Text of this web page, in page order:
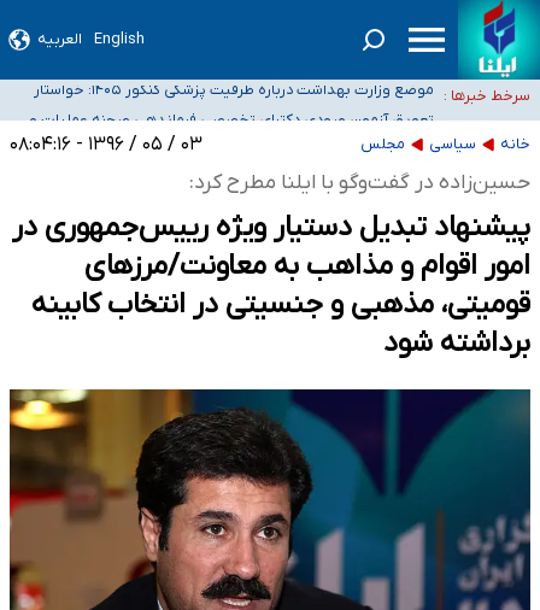
English العربیه
سرخط خبرها :
۴۰ تا ۵۰ روز گرمای نسبی در پیش داریم/ دمای تهران به ۳۸ درجه می‌رسد
اصلاح ظرفیت‌ها هستیم، اما هنوز پاسخ مشخصی نگرفته‌ایم
تعویق آزمون ورودی دکترای تخصصی فرماندهی صحنه عملیات و
دکترای تخصصی جغرافیای نظامی دافوس آجا
آستانه هشدار
خانه سیاسی مجلس ۰۳ / ۰۵ / ۱۳۹۶ - ۰۸:۰۴:۱۶
حسین‌زاده در گفت‌‌وگو با ایلنا مطرح کرد:
پیشنهاد تبدیل دستیار ویژه رییس‌جمهوری در
امور اقوام و مذاهب به معاونت/مرزهای
قومیتی، مذهبی و جنسیتی در انتخاب کابینه
برداشته شود